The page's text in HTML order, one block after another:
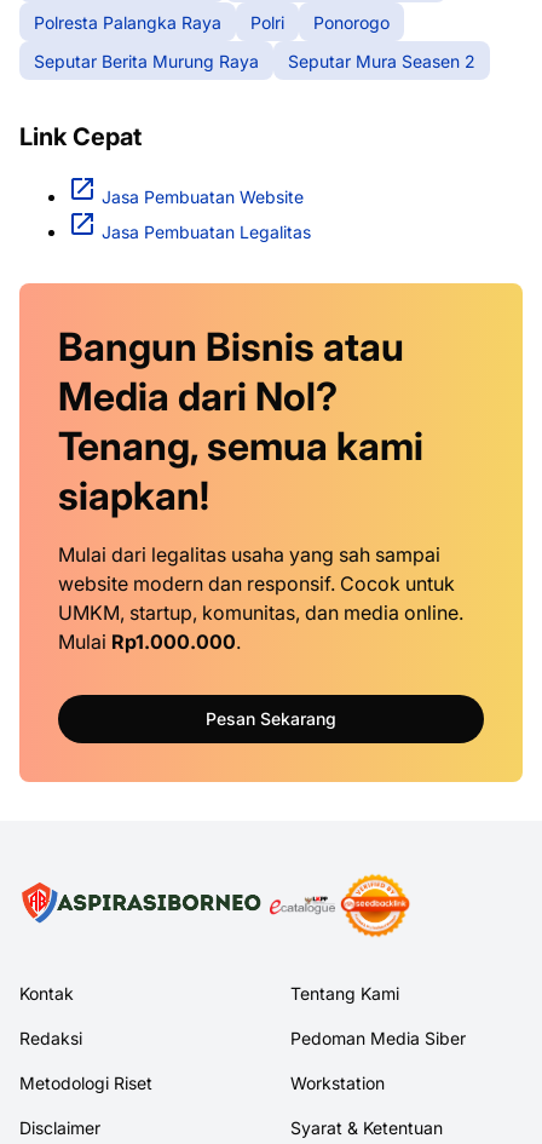
Polresta Palangka Raya
Polri
Ponorogo
Seputar Berita Murung Raya
Seputar Mura Seasen 2
Link Cepat
Jasa Pembuatan Website
Jasa Pembuatan Legalitas
Bangun Bisnis atau
Media dari Nol?
Tenang, semua kami
siapkan!
Mulai dari legalitas usaha yang sah sampai
website modern dan responsif. Cocok untuk
UMKM, startup, komunitas, dan media online.
Mulai Rp1.000.000.
Pesan Sekarang
Kontak Tentang Kami
Redaksi Pedoman Media Siber
Metodologi Riset Workstation
Disclaimer Syarat & Ketentuan